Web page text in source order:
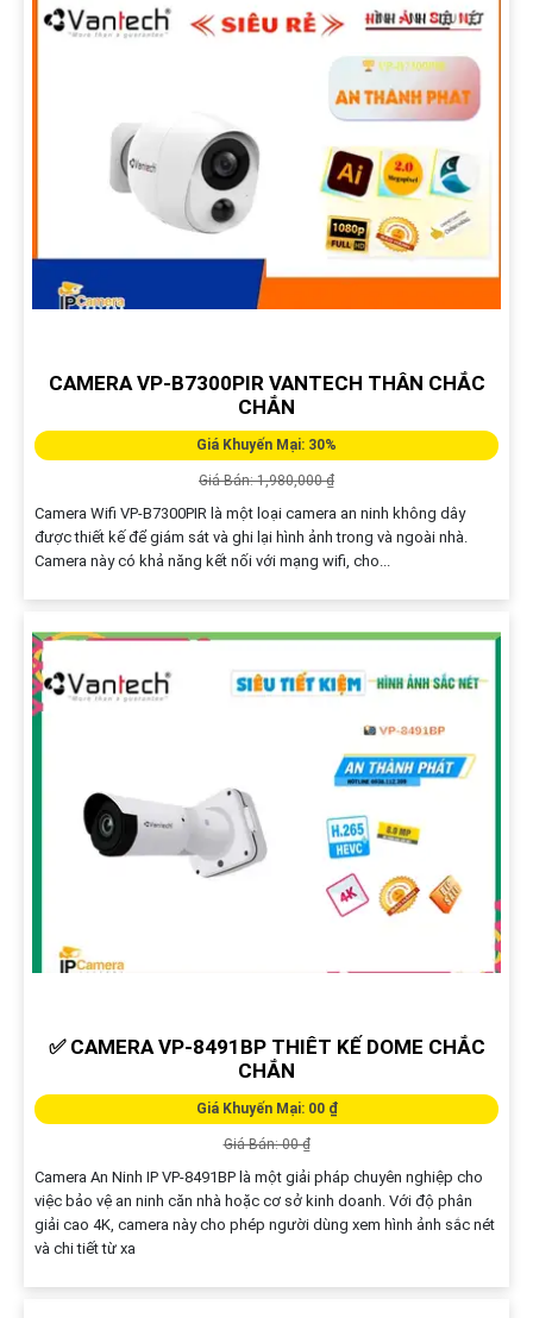
CAMERA VP-B7300PIR VANTECH THÂN CHẮC
CHẮN
Giá Khuyến Mại: 30%
Giá Bán: 1,980,000 ₫
Camera Wifi VP-B7300PIR là một loại camera an ninh không dây
được thiết kế để giám sát và ghi lại hình ảnh trong và ngoài nhà.
Camera này có khả năng kết nối với mạng wifi, cho...
✅ CAMERA VP-8491BP THIÊT KẾ DOME CHẮC
CHẮN
Giá Khuyến Mại: 00 ₫
Giá Bán: 00 ₫
Camera An Ninh IP VP-8491BP là một giải pháp chuyên nghiệp cho
việc bảo vệ an ninh căn nhà hoặc cơ sở kinh doanh. Với độ phân
giải cao 4K, camera này cho phép người dùng xem hình ảnh sắc nét
và chi tiết từ xa